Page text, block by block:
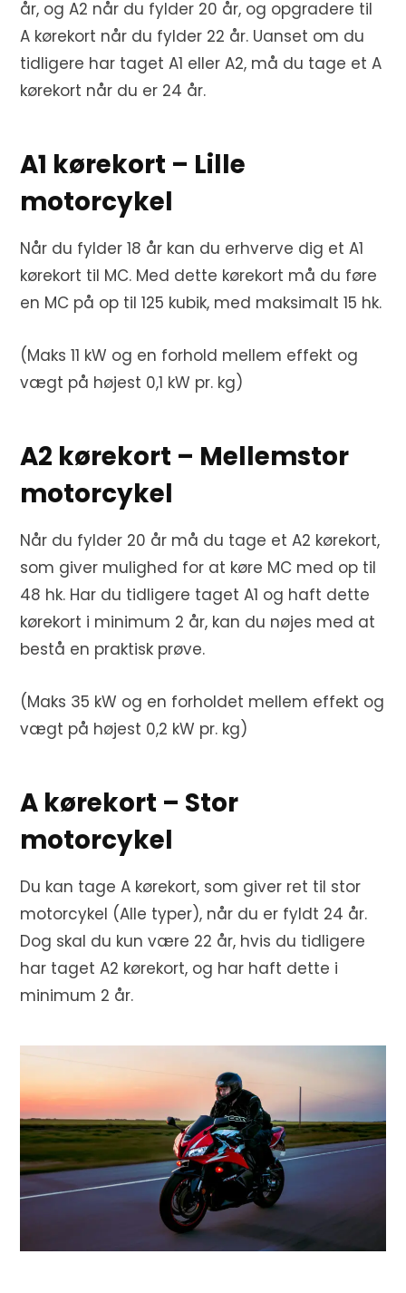
år, og A2 når du fylder 20 år, og opgradere til
A kørekort når du fylder 22 år. Uanset om du
tidligere har taget A1 eller A2, må du tage et A
kørekort når du er 24 år.
A1 kørekort – Lille
motorcykel
Når du fylder 18 år kan du erhverve dig et A1
kørekort til MC. Med dette kørekort må du føre
en MC på op til 125 kubik, med maksimalt 15 hk.
(Maks 11 kW og en forhold mellem effekt og
vægt på højest 0,1 kW pr. kg)
A2 kørekort – Mellemstor
motorcykel
Når du fylder 20 år må du tage et A2 kørekort,
som giver mulighed for at køre MC med op til
48 hk. Har du tidligere taget A1 og haft dette
kørekort i minimum 2 år, kan du nøjes med at
bestå en praktisk prøve.
(Maks 35 kW og en forholdet mellem effekt og
vægt på højest 0,2 kW pr. kg)
A kørekort – Stor
motorcykel
Du kan tage A kørekort, som giver ret til stor
motorcykel (Alle typer), når du er fyldt 24 år.
Dog skal du kun være 22 år, hvis du tidligere
har taget A2 kørekort, og har haft dette i
minimum 2 år.